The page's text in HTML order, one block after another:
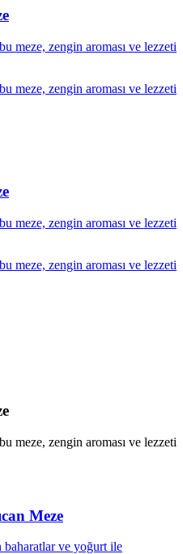
meze, zengin aroması ve lezzeti
meze, zengin aroması ve lezzeti
meze, zengin aroması ve lezzeti
meze, zengin aroması ve lezzeti
meze, zengin aroması ve lezzeti
Meze
baharatlar ve yoğurt ile